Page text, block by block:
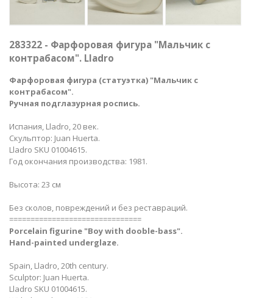
283322 - Фарфоровая фигура "Мальчик с
контрабасом". Lladro
Фарфоровая фигура (статуэтка) "Мальчик с
контрабасом".
Ручная подглазурная роспись.
Испания, Lladro, 20 век.
Скульптор: Juan Huerta.
Lladro SKU 01004615.
Год окончания производства: 1981.
Высота: 23 см
Без сколов, повреждений и без реставраций.
===============================
Porcelain figurine "Boy with dooble-bass".
Hand-painted underglaze.
Spain, Lladro, 20th century.
Sculptor: Juan Huerta.
Lladro SKU 01004615.